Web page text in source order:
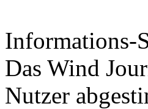
Informations-
Das Wind
Nutzer